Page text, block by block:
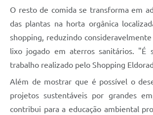
O resto de comida se transforma em
das plantas na horta orgânica
shopping, reduzindo
lixo jogado em aterros sanitários. "É
trabalho realizado pelo Shopping
Além de mostrar que é possível o
projetos sustentáveis por grandes
contribui para a educação ambiental